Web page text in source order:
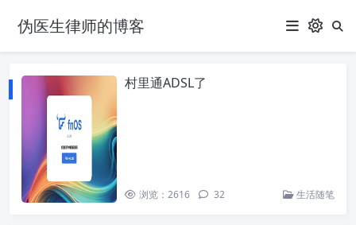
伪医生律师的博客
村里通ADSL了
浏览：2616 32 生活随笔